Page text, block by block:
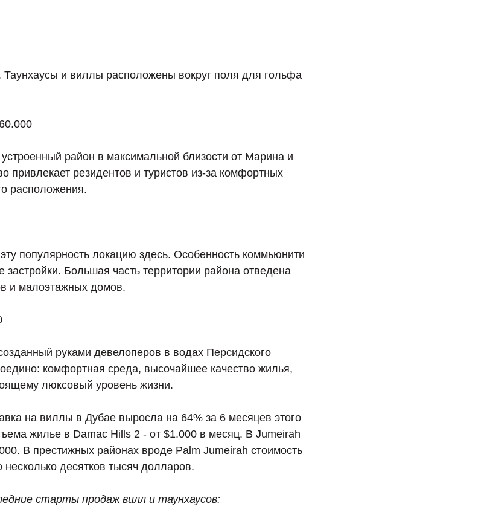
и виллы расположены вокруг поля для гольфа
район в максимальной близости от Марина и
резидентов и туристов из-за комфортных
расположения.
популярность локацию здесь. Особенность коммьюнити
Большая часть территории района отведена
и малоэтажных домов.
руками девелоперов в водах Персидского
комфортная среда, высочайшее качество жилья,
люксовый уровень жизни.
на виллы в Дубае выросла на 64% за 6 месяцев этого
жилье в Damac Hills 2 - от $1.000 в месяц. В Jumeirah
В престижных районах вроде Palm Jumeirah стоимость
десятков тысяч долларов.
старты продаж вилл и таунхаусов: